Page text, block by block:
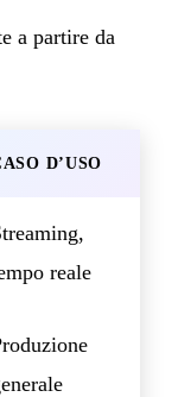
a partire da
D’USO
reale